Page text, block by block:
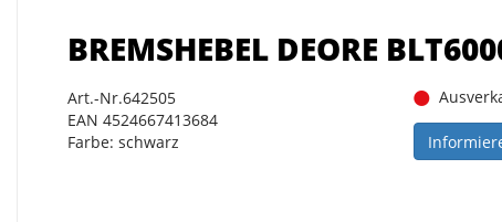
BREMSHEBEL DEORE
Art.-Nr.642505
EAN 4524667413684
Farbe: schwarz